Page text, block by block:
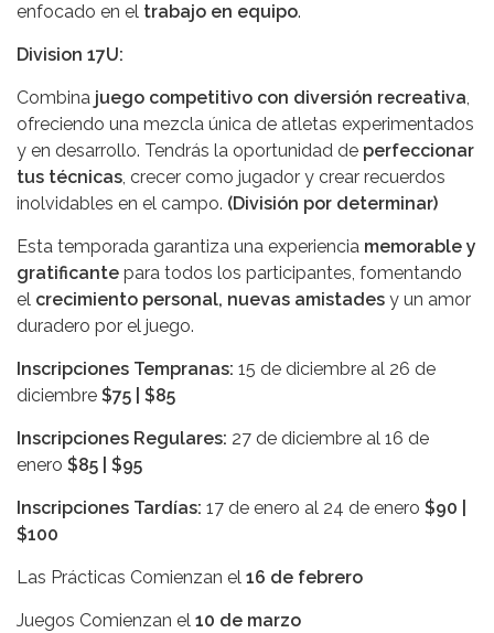
enfocado en el trabajo en equipo.
Division 17U:
Combina juego competitivo con diversión recreativa,
ofreciendo una mezcla única de atletas experimentados
y en desarrollo. Tendrás la oportunidad de perfeccionar
tus técnicas, crecer como jugador y crear recuerdos
inolvidables en el campo. (División por determinar)
Esta temporada garantiza una experiencia memorable y
gratificante para todos los participantes, fomentando
el crecimiento personal, nuevas amistades y un amor
duradero por el juego.
Inscripciones Tempranas: 15 de diciembre al 26 de
diciembre $75 | $85
Inscripciones Regulares: 27 de diciembre al 16 de
enero $85 | $95
Inscripciones Tardías: 17 de enero al 24 de enero $90 |
$100
Las Prácticas Comienzan el 16 de febrero
Juegos Comienzan el 10 de marzo